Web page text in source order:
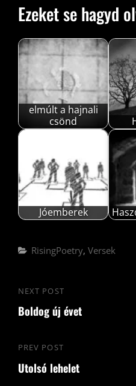
Ezeket se hagyd
elmúlt a hajnali
csönd
Jóemberek
Categories
RisingPoetry, Versek
Bejegyzés
navigáció
Previous
Post
PREV POST
Utolsó lehelet
Next
Post
NEXT POST
Boldog új évet